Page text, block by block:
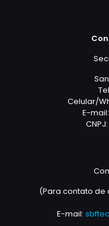
Celular/
E-
(Para contato de
E-mail: